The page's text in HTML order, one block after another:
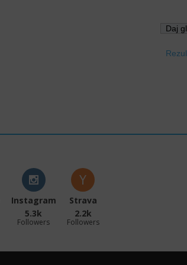
Instagram
5.3k
Followers
Strava
2.2k
Followers